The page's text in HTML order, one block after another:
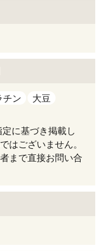
チン
大豆
に基づき掲載し
はございません。
まで直接お問い合